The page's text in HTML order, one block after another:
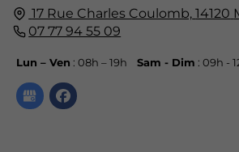
17 Rue Charles Coulomb, 14120
07 77 94 55 09
Lun – Ven : 08h – 19h Sam - Dim : 09h -